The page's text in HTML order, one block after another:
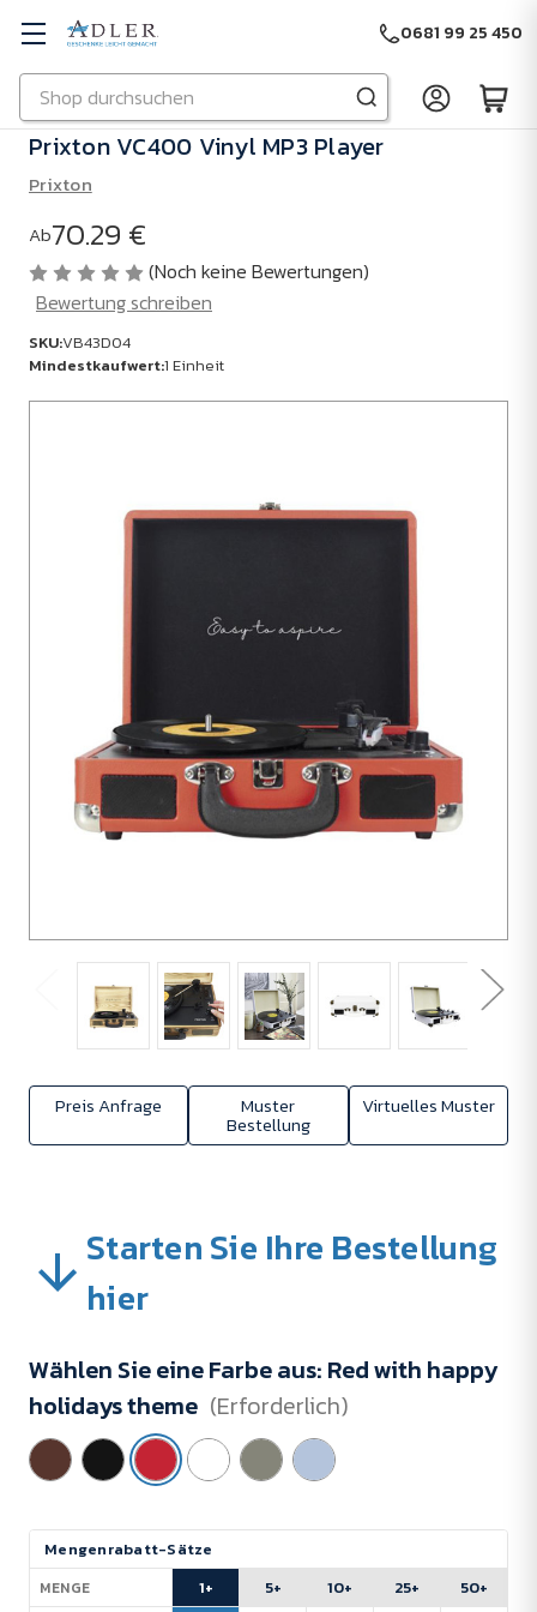
Zu Hauptinhalt springen
Suchen
0681 99 25 450
Preis Anfrage Muster
Bestellung
Virtuelles Muster
Prixton VC400 Vinyl MP3 Player
Prixton
Ab70.29 €
(Noch keine Bewertungen)
Bewertung schreiben
SKU:VB43D04
Mindestkaufwert:1 Einheit
Starten Sie Ihre Bestellung
hier
Wählen Sie eine Farbe aus: Red with happy
holidays theme (Erforderlich)
Aktueller
Lagerbestand:
Mengenrabatt-Sätze
MENGE
1+
5+
10+
25+
50+